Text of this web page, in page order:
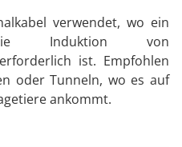
verwendet, wo ein
Induktion von
ist. Empfohlen
oder Tunneln, wo es auf
ankommt.